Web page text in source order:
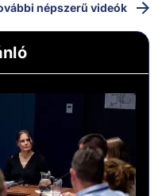
népszerű videók